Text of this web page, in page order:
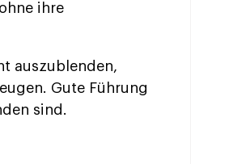
ihre
auszublenden,
Gute Führung
sind.